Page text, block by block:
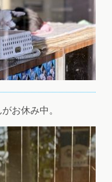
お休み中。